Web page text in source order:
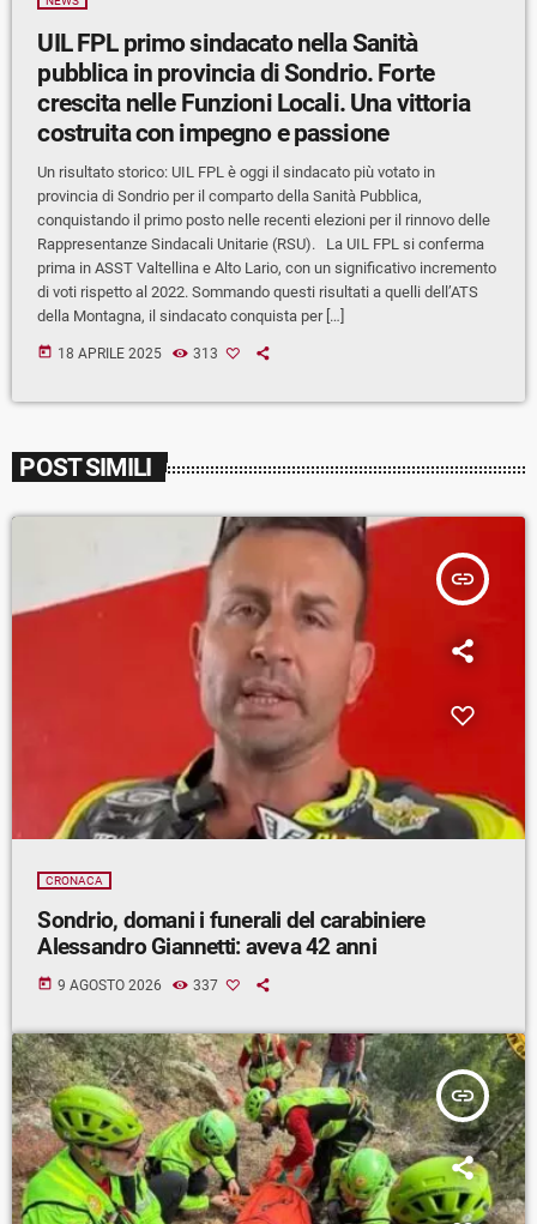
UIL FPL primo sindacato nella Sanità
pubblica in provincia di Sondrio. Forte
crescita nelle Funzioni Locali. Una vittoria
costruita con impegno e passione
Un risultato storico: UIL FPL è oggi il sindacato più votato in
provincia di Sondrio per il comparto della Sanità Pubblica,
conquistando il primo posto nelle recenti elezioni per il rinnovo delle
Rappresentanze Sindacali Unitarie (RSU). La UIL FPL si conferma
prima in ASST Valtellina e Alto Lario, con un significativo incremento
di voti rispetto al 2022. Sommando questi risultati a quelli dell’ATS
della Montagna, il sindacato conquista per […]
today 18 APRILE 2025 313
POST SIMILI
insert_link
CRONACA
Sondrio, domani i funerali del carabiniere
Alessandro Giannetti: aveva 42 anni
today 9 AGOSTO 2026 337
insert_link